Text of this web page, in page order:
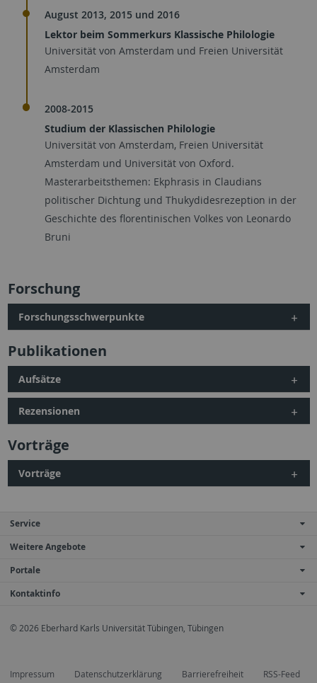
August 2013, 2015 und 2016
Lektor beim Sommerkurs Klassische Philologie
Universität von Amsterdam und Freien Universität
Amsterdam
2008-2015
Studium der Klassischen Philologie
Universität von Amsterdam, Freien Universität
Amsterdam und Universität von Oxford.
Masterarbeitsthemen: Ekphrasis in Claudians
politischer Dichtung und Thukydidesrezeption in der
Geschichte des florentinischen Volkes von Leonardo
Bruni
Forschung
Forschungsschwerpunkte
Publikationen
Aufsätze
Rezensionen
Vorträge
Vorträge
Service
Weitere Angebote
Portale
Kontaktinfo
© 2026 Eberhard Karls Universität Tübingen, Tübingen
Impressum Datenschutzerklärung Barrierefreiheit RSS-Feed